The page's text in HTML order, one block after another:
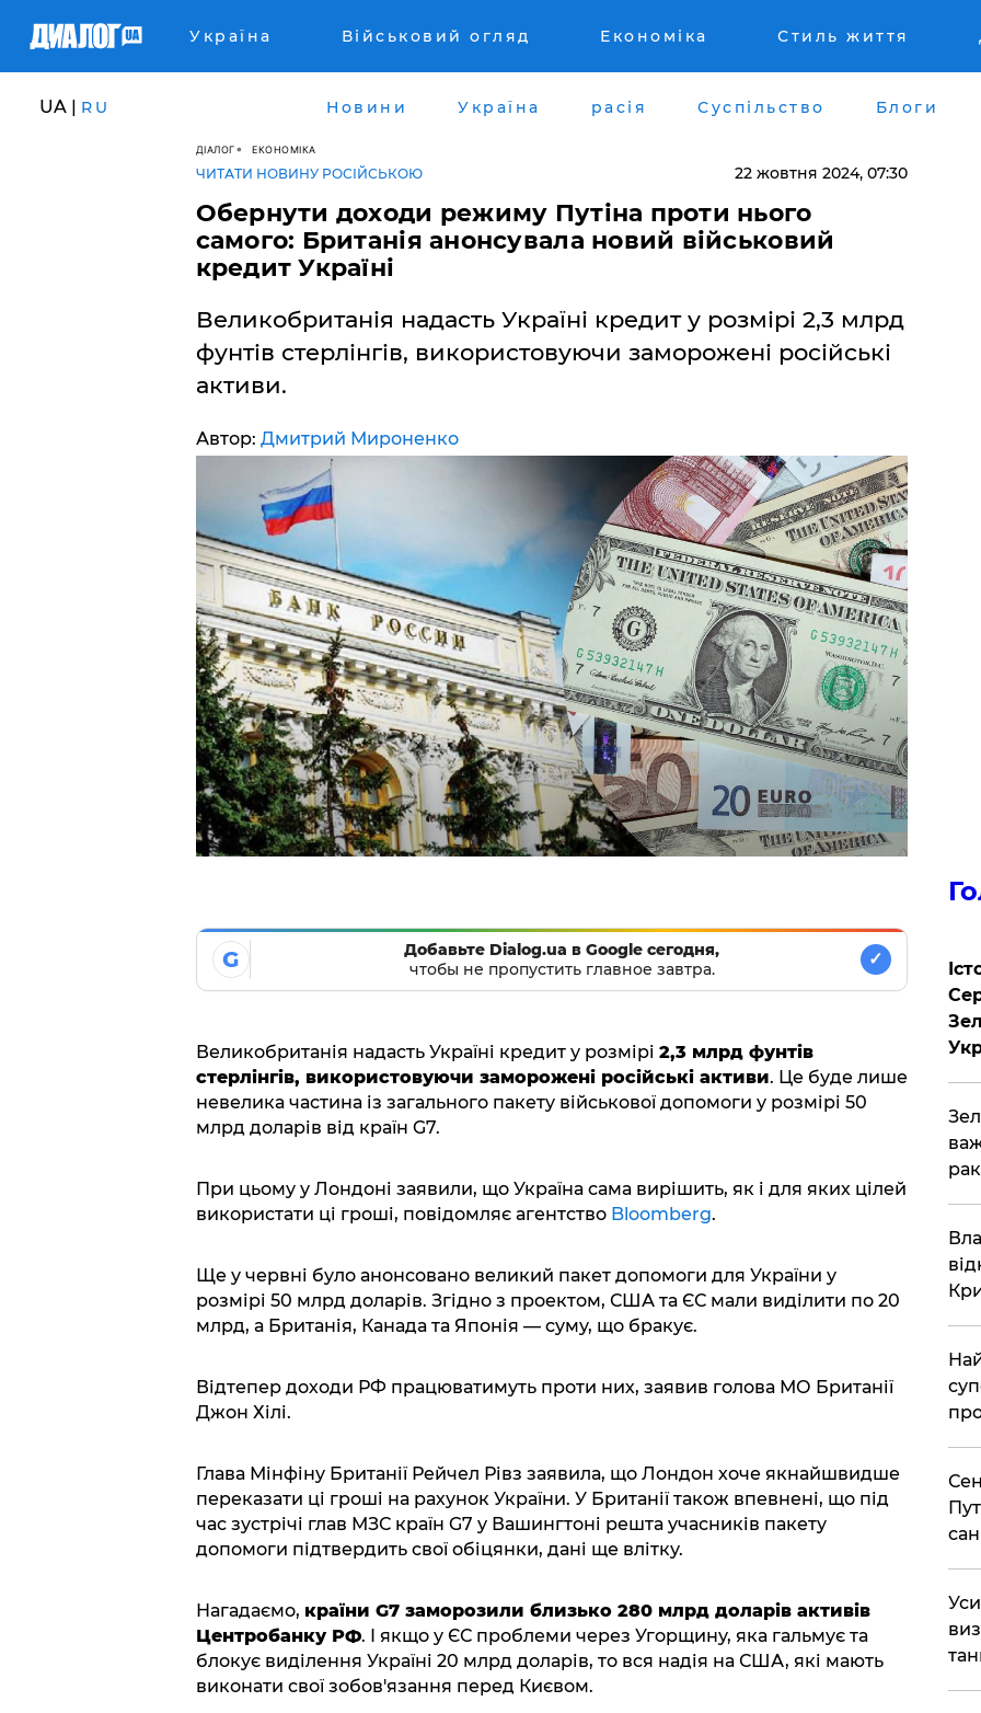
Україна Військовий огляд Економіка Стиль життя
UA | RU Новини Україна расія Суспільство Блоги
ДІАЛОГ ЕКОНОМІКА
ЧИТАТИ НОВИНУ РОСІЙСЬКОЮ 22 жовтня 2024, 07:30
Обернути доходи режиму Путіна проти нього
самого: Британія анонсувала новий військовий
кредит Україні
Великобританія надасть Україні кредит у розмірі 2,3 млрд
фунтів стерлінгів, використовуючи заморожені російські
активи.
Автор: Дмитрий Мироненко
G
Добавьте Dialog.ua в Google сегодня,
чтобы не пропустить главное завтра.
✓
Великобританія надасть Україні кредит у розмірі 2,3 млрд фунтів
стерлінгів, використовуючи заморожені російські активи. Це буде лише
невелика частина із загального пакету військової допомоги у розмірі 50
млрд доларів від країн G7.
При цьому у Лондоні заявили, що Україна сама вирішить, як і для яких цілей
використати ці гроші, повідомляє агентство Bloomberg.
Ще у червні було анонсовано великий пакет допомоги для України у
розмірі 50 млрд доларів. Згідно з проектом, США та ЄС мали виділити по 20
млрд, а Британія, Канада та Японія — суму, що бракує.
Відтепер доходи РФ працюватимуть проти них, заявив голова МО Британії
Джон Хілі.
Глава Мінфіну Британії Рейчел Рівз заявила, що Лондон хоче якнайшвидше
переказати ці гроші на рахунок України. У Британії також впевнені, що під
час зустрічі глав МЗС країн G7 у Вашингтоні решта учасників пакету
допомоги підтвердить свої обіцянки, дані ще влітку.
Нагадаємо, країни G7 заморозили близько 280 млрд доларів активів
Центробанку РФ. І якщо у ЄС проблеми через Угорщину, яка гальмує та
блокує виділення Україні 20 млрд доларів, то вся надія на США, які мають
виконати свої зобов'язання перед Києвом.